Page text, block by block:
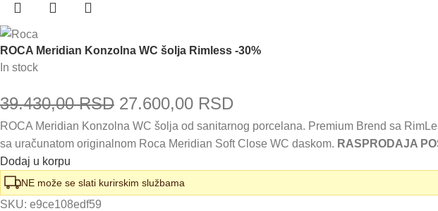
ROCA Meridian Konzolna WC šolja Rimless -30%
In stock
39.430,00RSD Originalna
cena
bila:
27.600,00 RSD
cena
ROCA Meridian Konzolna WC šolja od sanitarnog porcelana. Premium Brend sa
sa uračunatom originalnom Roca Meridian Soft Close WC daskom. RASPRODAJA
Dodaj u korpu
NE može se slati kurirskim službama
SKU: e9ce108edf59